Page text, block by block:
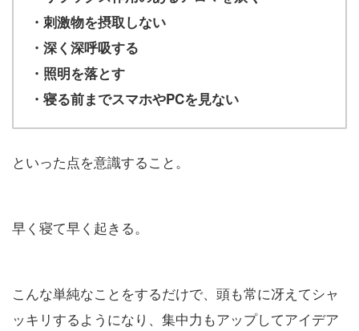
・刺激物を摂取しない
・深く深呼吸する
・照明を落とす
・寝る前までスマホやPCを見ない
といった点を意識すること。
早く寝て早く起きる。
こんな単純なことをするだけで、頭も常に冴えてシャ
ッキリするようになり、集中力もアップしてアイデア